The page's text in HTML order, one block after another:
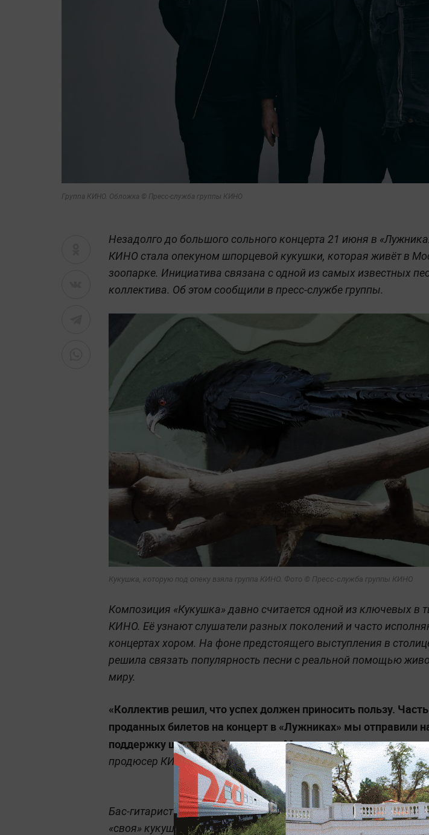
Группа КИНО. Обложка © Пресс-служба группы КИНО
Незадолго до большого сольного концерта 21 июня в
КИНО стала опекуном шпорцевой кукушки, которая живёт в
зоопарке. Инициатива связана с одной из самых известных
коллектива. Об этом сообщили в пресс-службе группы.
Кукушка, которую под опеку взяла группа КИНО. Фото © Пресс-служба группы КИНО
Композиция «Кукушка» давно считается одной из ключевых в
КИНО. Её узнают слушатели разных поколений и часто
концертах хором. На фоне предстоящего выступления в
решила связать популярность песни с реальной помощью
миру.
«Коллектив решил, что успех должен приносить пользу.
проданных билетов на концерт в «Лужниках» мы отправили
поддержку шпорцевой кукушки в Московском зоопарке»,—
продюсер КИНО Александр Цой.
Бас-гитарист Игорь Тихомиров отметил, что теперь у
«своя» кукушка, и за ней будут следить не только сотрудники